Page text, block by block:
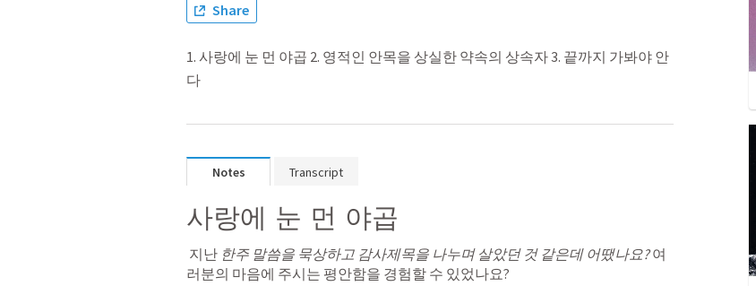
Share
1. 사랑에 눈 먼 야곱 2. 영적인 안목을 상실한 약속의 상속자 3. 끝까지 가봐야 안
다
Notes Transcript
사랑에 눈 먼 야곱
지난 한주 말씀을 묵상하고 감사제목을 나누며 살았던 것 같은데 어땠나요? 여
러분의 마음에 주시는 평안함을 경험할 수 있었나요?